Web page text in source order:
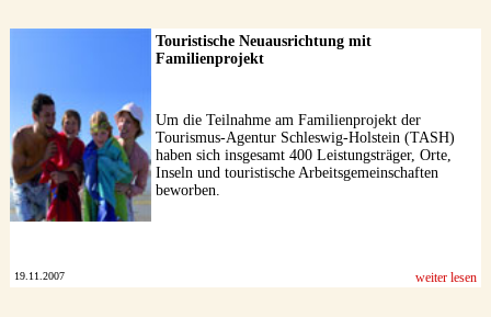
Touristische Neuausrichtung mit
Familienprojekt
Um die Teilnahme am Familienprojekt der
Tourismus-Agentur Schleswig-Holstein (TASH)
haben sich insgesamt 400 Leistungsträger, Orte,
Inseln und touristische Arbeitsgemeinschaften
beworben.
19.11.2007 weiter lesen